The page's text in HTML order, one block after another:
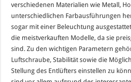
verschiedenen Materialien wie Metall,
unterschiedlichen Farbausführungen
sogar mit einer Beleuchtung
die meistverkauften Modelle, da sie
sind. Zu den wichtigen Parametern
Luftschraube, Stabilität sowie die
Stellung des Entlüfters einstellen zu